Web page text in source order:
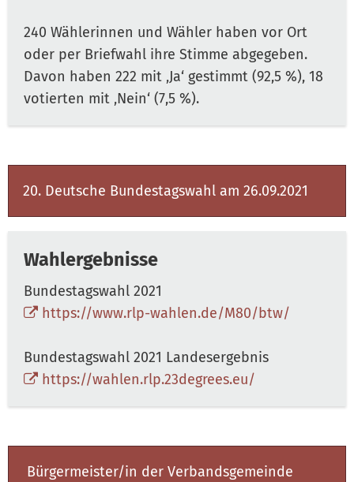
240 Wählerinnen und Wähler haben vor Ort
oder per Briefwahl ihre Stimme abgegeben.
Davon haben 222 mit ‚Ja‘ gestimmt (92,5 %), 18
votierten mit ‚Nein‘ (7,5 %).
20. Deutsche Bundestagswahl am 26.09.2021
Wahlergebnisse
Bundestagswahl 2021
https://www.rlp-wahlen.de/M80/btw/
Bundestagswahl 2021 Landesergebnis
https://wahlen.rlp.23degrees.eu/
Bürgermeister/in der Verbandsgemeinde